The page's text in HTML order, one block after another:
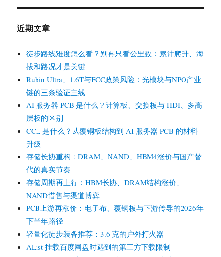
近期文章
徒步路线难度怎么看？别再只看公里数：累计爬升、海
拔和路况才是关键
Rubin Ultra、1.6T与FCC政策风险：光模块与NPO产业
链的三条验证主线
AI 服务器 PCB 是什么？计算板、交换板与 HDI、多高
层板的区别
CCL 是什么？从覆铜板结构到 AI 服务器 PCB 的材料
升级
存储长协重构：DRAM、NAND、HBM4涨价与国产替
代的真实节奏
存储周期再上行：HBM长协、DRAM结构涨价、
NAND惜售与渠道博弈
PCB上游再涨价：电子布、覆铜板与下游传导的2026年
下半年路径
轻量化徒步装备推荐：3.6 克的户外打火器
AList 挂载百度网盘时遇到的第三方下载限制